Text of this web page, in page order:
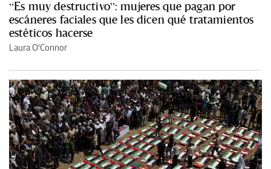
“Es muy destructivo”: mujeres que pagan por
escáneres faciales que les dicen qué tratamientos
estéticos hacerse
Laura O'Connor